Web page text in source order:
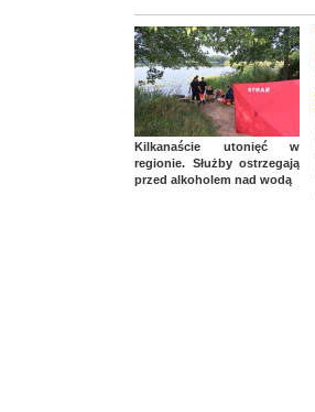
Kilkanaście utonięć w
regionie. Służby ostrzegają
przed alkoholem nad wodą